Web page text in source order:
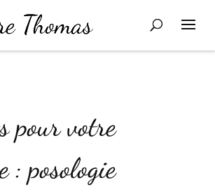
pour votre
: posologie